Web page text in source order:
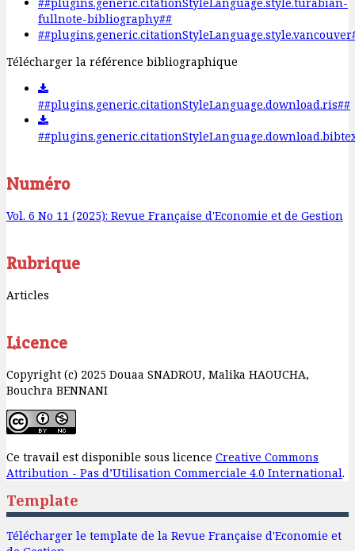
fullnote-bibliography##
Télécharger la référence bibliographique
##plugins.generic.citationStyleLanguage.download.ris##
Numéro
Vol. 6 No 11 (2025): Revue Française d'Economie et de Gestion
Rubrique
Articles
Licence
Copyright (c) 2025 Douaa SNADROU, Malika HAOUCHA,
Bouchra BENNANI
Ce travail est disponible sous licence Creative Commons
Attribution - Pas d’Utilisation Commerciale 4.0 International.
Template
Télécharger le template de la Revue Française d'Economie et